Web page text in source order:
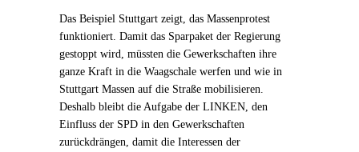
Das Beispiel Stuttgart zeigt, das Massenprotest
funktioniert. Damit das Sparpaket der Regierung
gestoppt wird, müssten die Gewerkschaften ihre
ganze Kraft in die Waagschale werfen und wie in
Stuttgart Massen auf die Straße mobilisieren.
Deshalb bleibt die Aufgabe der LINKEN, den
Einfluss der SPD in den Gewerkschaften
zurückdrängen, damit die Interessen der